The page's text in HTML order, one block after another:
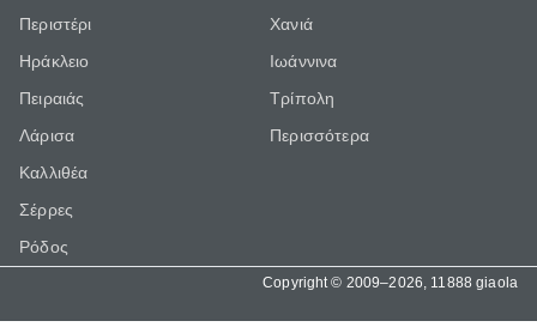
Περιστέρι
Ηράκλειο
Πειραιάς
Λάρισα
Καλλιθέα
Σέρρες
Ρόδος
Χανιά
Ιωάννινα
Τρίπολη
Περισσότερα
Copyright © 2009–2026, 11888 giaola